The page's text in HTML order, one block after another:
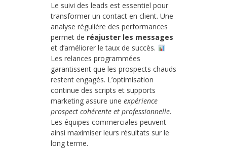
Le suivi des leads est essentiel pour
transformer un contact en client. Une
analyse régulière des performances
permet de réajuster les messages
et d’améliorer le taux de succès.
Les relances programmées
garantissent que les prospects chauds
restent engagés. L’optimisation
continue des scripts et supports
marketing assure une expérience
prospect cohérente et professionnelle.
Les équipes commerciales peuvent
ainsi maximiser leurs résultats sur le
long terme.